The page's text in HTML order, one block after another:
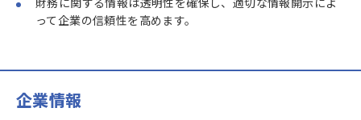
財務に関する情報は透明性を確保し、適切な情報開示によ
って企業の信頼性を高めます。
企業情報